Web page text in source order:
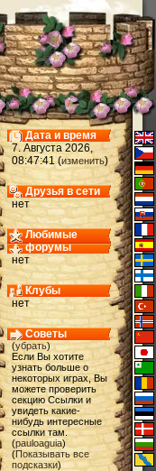
Дата и время
7. Августа 2026,
08:47:41 (изменить)
Друзья в сети
нет
Любимые
форумы
нет
Клубы
нет
Советы
(убрать)
Если Вы хотите
узнать больше о
некоторых играх, Вы
можете проверить
секцию Ссылки и
увидеть какие-
нибудь интересные
ссылки там.
(pauloaguia)
(Показывать все
подсказки)